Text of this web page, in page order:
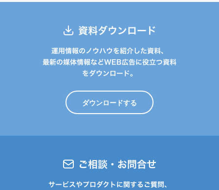
資料ダウンロード
運用情報のノウハウを紹介した資料、
最新の媒体情報などWEB広告に役立つ資料
をダウンロード。
ダウンロードする
ご相談・お問合せ
サービスやプロダクトに関するご質問、